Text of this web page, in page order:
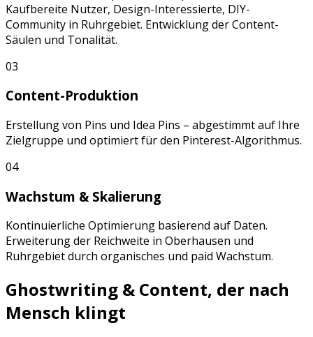
Kaufbereite Nutzer, Design-Interessierte, DIY-
Community in Ruhrgebiet. Entwicklung der Content-
Säulen und Tonalität.
03
Content-Produktion
Erstellung von Pins und Idea Pins – abgestimmt auf Ihre
Zielgruppe und optimiert für den Pinterest-Algorithmus.
04
Wachstum & Skalierung
Kontinuierliche Optimierung basierend auf Daten.
Erweiterung der Reichweite in Oberhausen und
Ruhrgebietdurch organisches und paid Wachstum.
Ghostwriting & Content, der nach
Mensch klingt